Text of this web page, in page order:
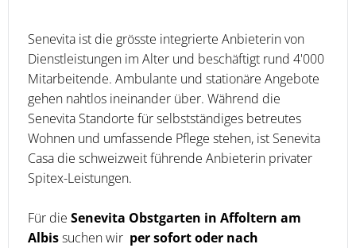
Senevita ist die grösste integrierte Anbieterin von
Dienstleistungen im Alter und beschäftigt rund 4'000
Mitarbeitende. Ambulante und stationäre Angebote
gehen nahtlos ineinander über. Während die
Senevita Standorte für selbstständiges betreutes
Wohnen und umfassende Pflege stehen, ist Senevita
Casa die schweizweit führende Anbieterin privater
Spitex-Leistungen.
Für die Senevita Obstgarten in Affoltern am
Albissuchen wir per sofort oder nach